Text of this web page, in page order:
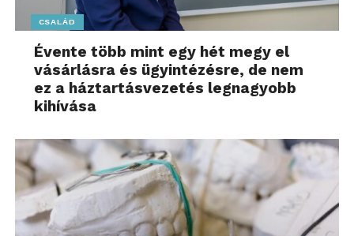
CSALÁD
Évente több mint egy hét megy el
vásárlásra és ügyintézésre, de nem
ez a háztartásvezetés legnagyobb
kihívása